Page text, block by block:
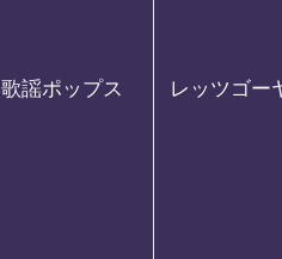
歌謡ポップス レッツゴー